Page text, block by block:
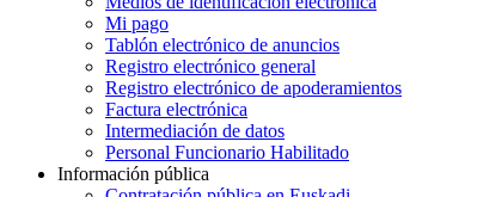
Mi pago
Tablón electrónico de anuncios
Registro electrónico general
Registro electrónico de apoderamientos
Factura electrónica
Intermediación de datos
Personal Funcionario Habilitado
Información pública